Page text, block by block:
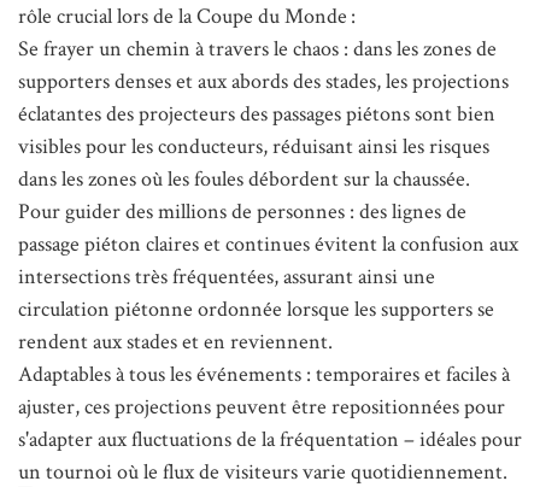
rôle crucial lors de la Coupe du Monde :
Se frayer un chemin à travers le chaos : dans les zones de
supporters denses et aux abords des stades, les projections
éclatantes des projecteurs des passages piétons sont bien
visibles pour les conducteurs, réduisant ainsi les risques
dans les zones où les foules débordent sur la chaussée.
Pour guider des millions de personnes : des lignes de
passage piéton claires et continues évitent la confusion aux
intersections très fréquentées, assurant ainsi une
circulation piétonne ordonnée lorsque les supporters se
rendent aux stades et en reviennent.
Adaptables à tous les événements : temporaires et faciles à
ajuster, ces projections peuvent être repositionnées pour
s'adapter aux fluctuations de la fréquentation – idéales pour
un tournoi où le flux de visiteurs varie quotidiennement.